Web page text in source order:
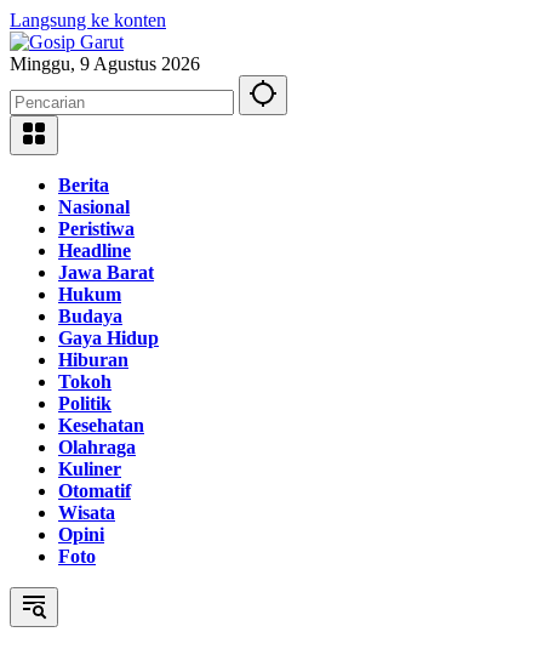
Langsung ke konten
Minggu, 9 Agustus 2026
Berita
Nasional
Peristiwa
Headline
Jawa Barat
Hukum
Budaya
Gaya Hidup
Hiburan
Tokoh
Politik
Kesehatan
Olahraga
Kuliner
Otomatif
Wisata
Opini
Foto